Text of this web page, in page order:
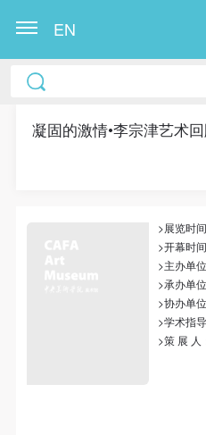
EN
凝固的激情•李宗津艺术
>展览时间
>开幕时间
>主办单位
>承办单位
>协办单位
>学术指导
>策 展 人
中央美术学院美术馆出版授
称“CAFAM”），愿意将本
动）的涉及本人的图像、
作发表、出版。中央美术学
它数字媒体形式公开出版，
源总库》《中央美术学院资
术馆资料库》等相关资料、
在中央美术学院中使用和在
中央美术学院美术馆出版授
称“CAFAM”），愿意将本
动）的涉及本人的图像、
作发表、出版。中央美术学
它数字媒体形式公开出版，
源总库》《中央美术学院资
术馆资料库》等相关资料、
在中央美术学院中使用和在
中央美术学院美术馆出版授
称“CAFAM”），愿意将本
动）的涉及本人的图像、
作发表、出版。中央美术学
它数字媒体形式公开出版，
源总库》《中央美术学院资
术馆资料库》等相关资料、
在中央美术学院中使用和在